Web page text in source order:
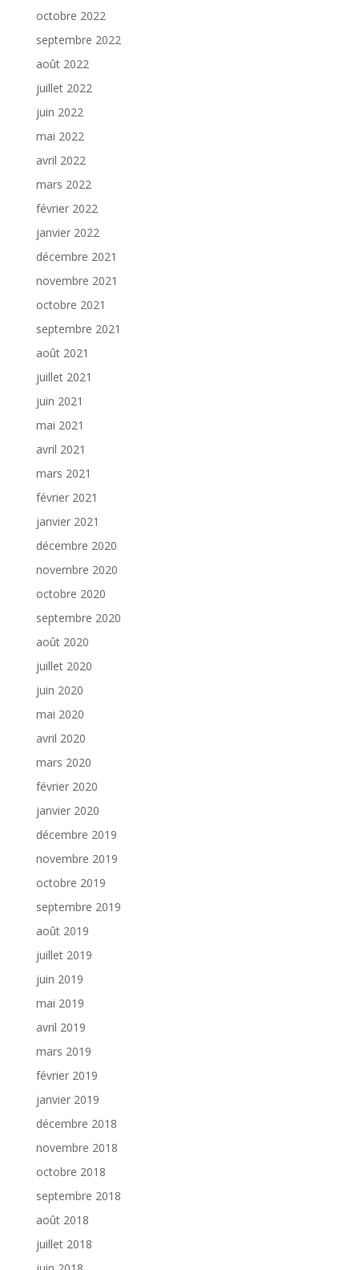
octobre 2022
septembre 2022
août 2022
juillet 2022
juin 2022
mai 2022
avril 2022
mars 2022
février 2022
janvier 2022
décembre 2021
novembre 2021
octobre 2021
septembre 2021
août 2021
juillet 2021
juin 2021
mai 2021
avril 2021
mars 2021
février 2021
janvier 2021
décembre 2020
novembre 2020
octobre 2020
septembre 2020
août 2020
juillet 2020
juin 2020
mai 2020
avril 2020
mars 2020
février 2020
janvier 2020
décembre 2019
novembre 2019
octobre 2019
septembre 2019
août 2019
juillet 2019
juin 2019
mai 2019
avril 2019
mars 2019
février 2019
janvier 2019
décembre 2018
novembre 2018
octobre 2018
septembre 2018
août 2018
juillet 2018